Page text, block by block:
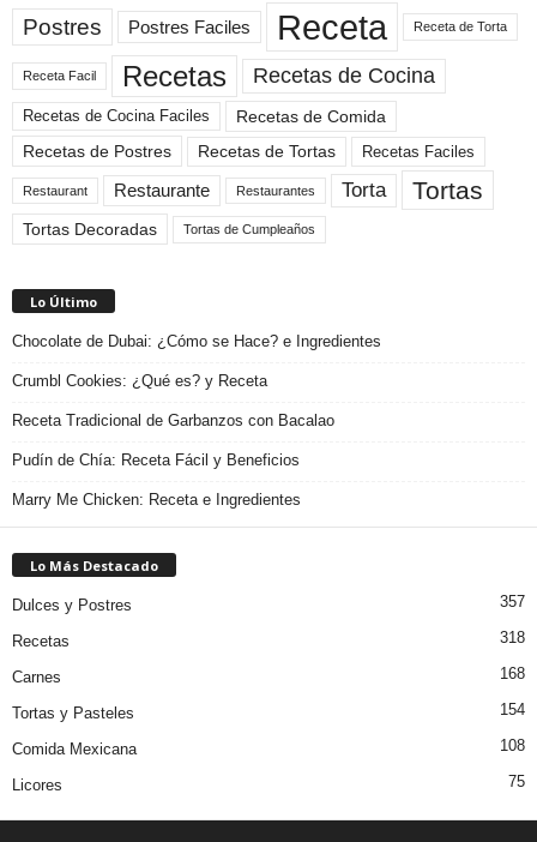
Postres Postres Faciles Receta Receta de Torta
Receta Facil Recetas Recetas de Cocina
Recetas de Cocina Faciles
Recetas de Comida
Recetas de Postres
Recetas de Tortas Recetas Faciles
Restaurant Restaurante Restaurantes Torta Tortas
Tortas Decoradas Tortas de Cumpleaños
Lo Último
Chocolate de Dubai: ¿Cómo se Hace? e Ingredientes
Crumbl Cookies: ¿Qué es? y Receta
Receta Tradicional de Garbanzos con Bacalao
Pudín de Chía: Receta Fácil y Beneficios
Marry Me Chicken: Receta e Ingredientes
Lo Más Destacado
Dulces y Postres 357
Recetas 318
Carnes 168
Tortas y Pasteles 154
Comida Mexicana 108
Licores 75